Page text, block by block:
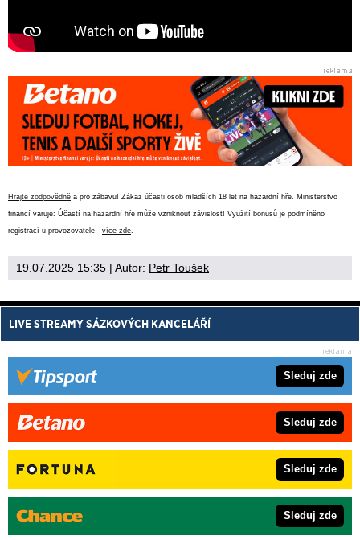
Hrajte zodpovědně a pro zábavu! Zákaz účasti osob mladších 18 let na hazardní hře. Ministerstvo
financí varuje: Účastí na hazardní hře může vzniknout závislost! Využití bonusů je podmíněno
registrací u provozovatele - více zde.
19.07.2025 15:35 | Autor: Petr Toušek
LIVE STREAMY SÁZKOVÝCH KANCELÁŘÍ
Sleduj zde
Sleduj zde
Sleduj zde
Sleduj zde